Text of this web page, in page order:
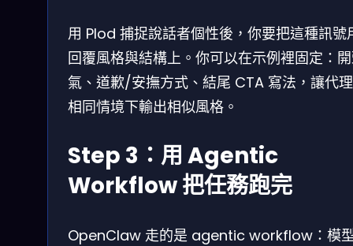
用 Plod 捕捉說話者個性後，你要把這種訊號
回覆風格與結構上。你可以在示例裡固定：
氣、道歉/安撫方式、結尾 CTA 寫法，讓代
相同情境下輸出相似風格。
Step 3：用 Agentic
Workflow 把任務跑完
OpenClaw 走的是 agentic workflow：模